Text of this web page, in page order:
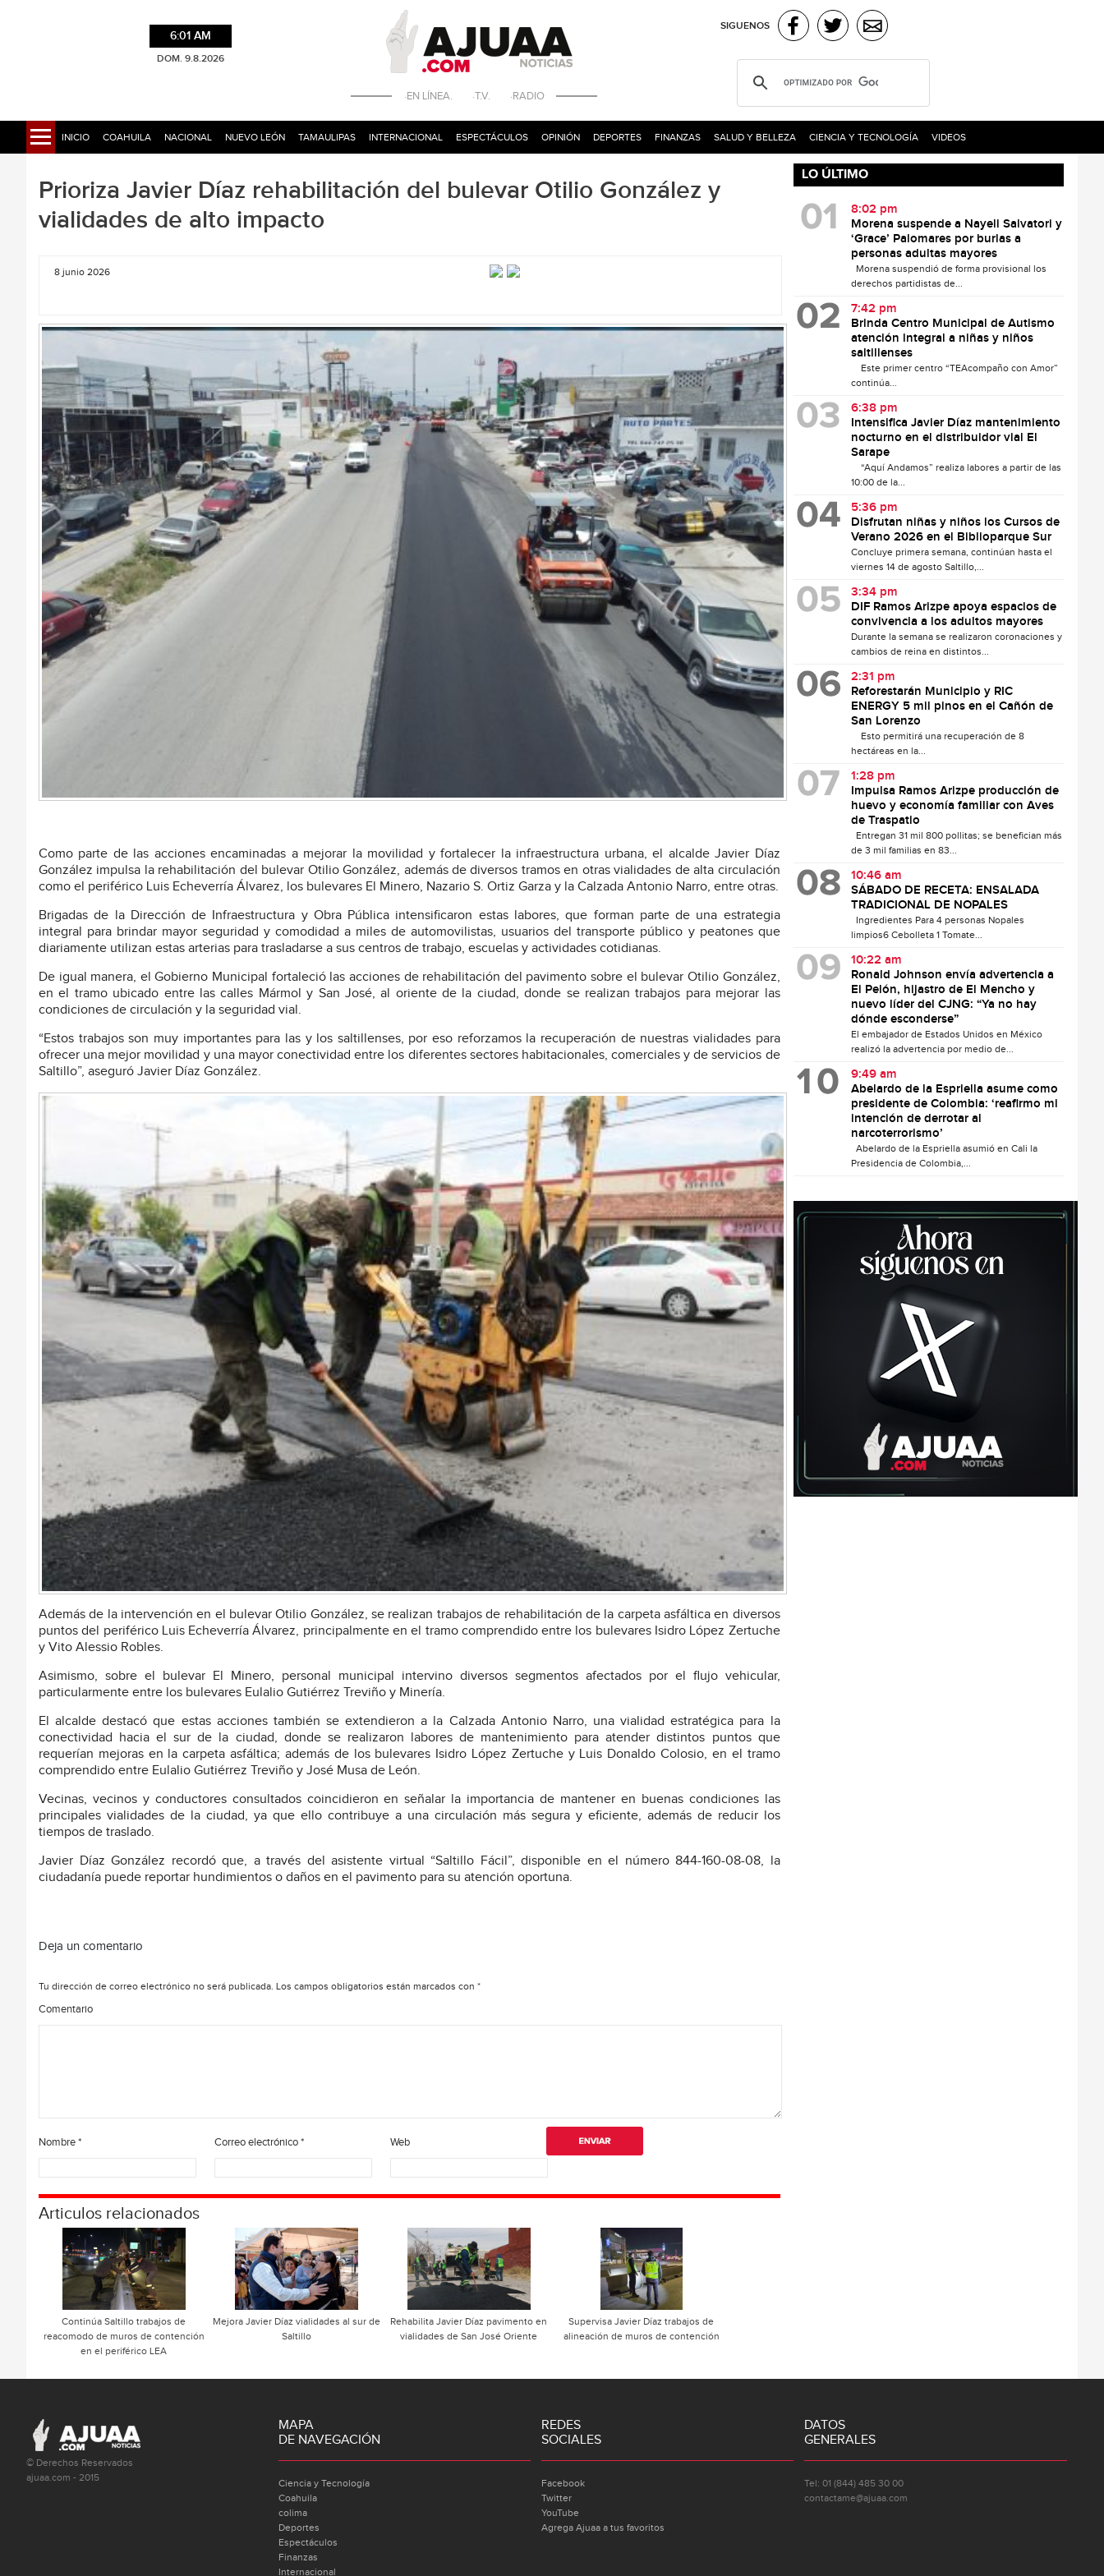
6:01 AM
DOM. 9.8.2026
·EN LÍNEA. ·T.V. ·RADIO
SIGUENOS
INICIO COAHUILA NACIONAL NUEVO LEÓN TAMAULIPAS INTERNACIONAL ESPECTÁCULOS OPINIÓN DEPORTES FINANZAS SALUD Y BELLEZA CIENCIA Y TECNOLOGÍA VIDEOS
Prioriza Javier Díaz rehabilitación del bulevar Otilio González y
vialidades de alto impacto
8 junio 2026
Como parte de las acciones encaminadas a mejorar la movilidad y fortalecer la infraestructura urbana, el alcalde Javier Díaz
González impulsa la rehabilitación del bulevar Otilio González, además de diversos tramos en otras vialidades de alta circulación
como el periférico Luis Echeverría Álvarez, los bulevares El Minero, Nazario S. Ortiz Garza y la Calzada Antonio Narro, entre otras.
Brigadas de la Dirección de Infraestructura y Obra Pública intensificaron estas labores, que forman parte de una estrategia
integral para brindar mayor seguridad y comodidad a miles de automovilistas, usuarios del transporte público y peatones que
diariamente utilizan estas arterias para trasladarse a sus centros de trabajo, escuelas y actividades cotidianas.
De igual manera, el Gobierno Municipal fortaleció las acciones de rehabilitación del pavimento sobre el bulevar Otilio González,
en el tramo ubicado entre las calles Mármol y San José, al oriente de la ciudad, donde se realizan trabajos para mejorar las
condiciones de circulación y la seguridad vial.
“Estos trabajos son muy importantes para las y los saltillenses, por eso reforzamos la recuperación de nuestras vialidades para
ofrecer una mejor movilidad y una mayor conectividad entre los diferentes sectores habitacionales, comerciales y de servicios de
Saltillo”, aseguró Javier Díaz González.
Además de la intervención en el bulevar Otilio González, se realizan trabajos de rehabilitación de la carpeta asfáltica en diversos
puntos del periférico Luis Echeverría Álvarez, principalmente en el tramo comprendido entre los bulevares Isidro López Zertuche
y Vito Alessio Robles.
Asimismo, sobre el bulevar El Minero, personal municipal intervino diversos segmentos afectados por el flujo vehicular,
particularmente entre los bulevares Eulalio Gutiérrez Treviño y Minería.
El alcalde destacó que estas acciones también se extendieron a la Calzada Antonio Narro, una vialidad estratégica para la
conectividad hacia el sur de la ciudad, donde se realizaron labores de mantenimiento para atender distintos puntos que
requerían mejoras en la carpeta asfáltica; además de los bulevares Isidro López Zertuche y Luis Donaldo Colosio, en el tramo
comprendido entre Eulalio Gutiérrez Treviño y José Musa de León.
Vecinas, vecinos y conductores consultados coincidieron en señalar la importancia de mantener en buenas condiciones las
principales vialidades de la ciudad, ya que ello contribuye a una circulación más segura y eficiente, además de reducir los
tiempos de traslado.
Javier Díaz González recordó que, a través del asistente virtual “Saltillo Fácil”, disponible en el número 844-160-08-08, la
ciudadanía puede reportar hundimientos o daños en el pavimento para su atención oportuna.
Deja un comentario
Tu dirección de correo electrónico no será publicada. Los campos obligatorios están marcados con *
Comentario
Nombre* Correo electrónico* Web
Articulos relacionados
Continúa Saltillo trabajos de
reacomodo de muros de contención
en el periférico LEA
Mejora Javier Díaz vialidades al sur de
Saltillo
Rehabilita Javier Díaz pavimento en
vialidades de San José Oriente
Supervisa Javier Díaz trabajos de
alineación de muros de contención
LO ÚLTIMO
8:02 pm
Morena suspende a Nayeli Salvatori y
‘Grace’ Palomares por burlas a
personas adultas mayores
Morena suspendió de forma provisional los
derechos partidistas de...
7:42 pm
Brinda Centro Municipal de Autismo
atención integral a niñas y niños
saltillenses
Este primer centro “TEAcompaño con Amor”
continúa...
6:38 pm
Intensifica Javier Díaz mantenimiento
nocturno en el distribuidor vial El
Sarape
“Aquí Andamos” realiza labores a partir de las
10:00 de la...
5:36 pm
Disfrutan niñas y niños los Cursos de
Verano 2026 en el Biblioparque Sur
Concluye primera semana, continúan hasta el
viernes 14 de agosto Saltillo,...
3:34 pm
DIF Ramos Arizpe apoya espacios de
convivencia a los adultos mayores
Durante la semana se realizaron coronaciones y
cambios de reina en distintos...
2:31 pm
Reforestarán Municipio y RIC
ENERGY 5 mil pinos en el Cañón de
San Lorenzo
Esto permitirá una recuperación de 8
hectáreas en la...
1:28 pm
Impulsa Ramos Arizpe producción de
huevo y economía familiar con Aves
de Traspatio
Entregan 31 mil 800 pollitas; se benefician más
de 3 mil familias en 83...
10:46 am
SÁBADO DE RECETA: ENSALADA
TRADICIONAL DE NOPALES
Ingredientes Para 4 personas Nopales
limpios6 Cebolleta 1 Tomate...
10:22 am
Ronald Johnson envía advertencia a
El Pelón, hijastro de El Mencho y
nuevo líder del CJNG: “Ya no hay
dónde esconderse”
El embajador de Estados Unidos en México
realizó la advertencia por medio de...
9:49 am
Abelardo de la Espriella asume como
presidente de Colombia: ‘reafirmo mi
intención de derrotar al
narcoterrorismo’
Abelardo de la Espriella asumió en Cali la
Presidencia de Colombia,...
© Derechos Reservados
ajuaa.com - 2015
MAPA
DE NAVEGACIÓN
Ciencia y Tecnología
Coahuila
colima
Deportes
Espectáculos
Finanzas
Internacional
REDES
SOCIALES
Facebook
Twitter
YouTube
Agrega Ajuaa a tus favoritos
DATOS
GENERALES
Tel: 01 (844) 485 30 00
contactame@ajuaa.com